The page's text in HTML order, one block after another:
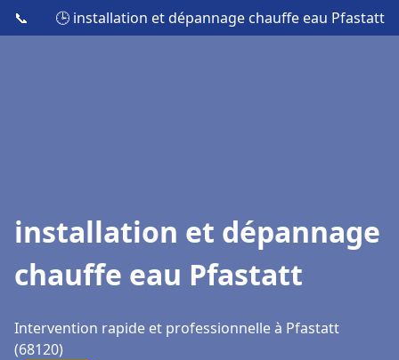
📞 🕒 installation et dépannage chauffe eau Pfastatt
installation et dépannage
chauffe eau Pfastatt
Intervention rapide et professionnelle à Pfastatt
(68120)